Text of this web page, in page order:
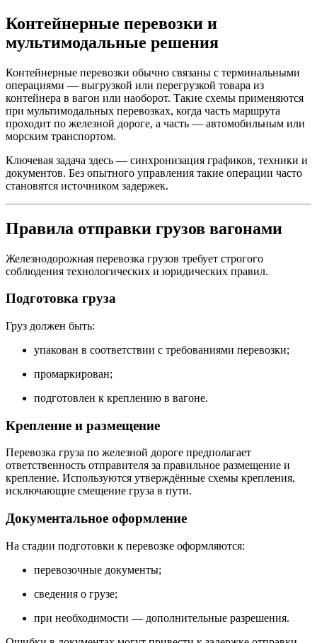
Контейнерные перевозки и
мультимодальные решения
Контейнерные перевозки обычно связаны с терминальными
операциями — выгрузкой или перегрузкой товара из
контейнера в вагон или наоборот. Такие схемы применяются
при мультимодальных перевозках, когда часть маршрута
проходит по железной дороге, а часть — автомобильным или
морским транспортом.
Ключевая задача здесь — синхронизация графиков, техники и
документов. Без опытного управления такие операции часто
становятся источником задержек.
Правила отправки грузов вагонами
Железнодорожная перевозка грузов требует строгого
соблюдения технологических и юридических правил.
Подготовка груза
Груз должен быть:
упакован в соответствии с требованиями перевозки;
промаркирован;
подготовлен к креплению в вагоне.
Крепление и размещение
Перевозка груза по железной дороге предполагает
ответственность отправителя за правильное размещение и
крепление. Используются утверждённые схемы крепления,
исключающие смещение груза в пути.
Документальное оформление
На стадии подготовки к перевозке оформляются:
перевозочные документы;
сведения о грузе;
при необходимости — дополнительные разрешения.